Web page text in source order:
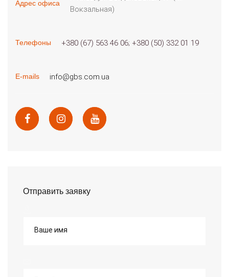
Адрес офиса
Вокзальная)
Телефоны +380 (67) 563 46 06 +380 (50) 332 01 19
E-mails info@gbs.com.ua
Отправить заявку
Ваше имя